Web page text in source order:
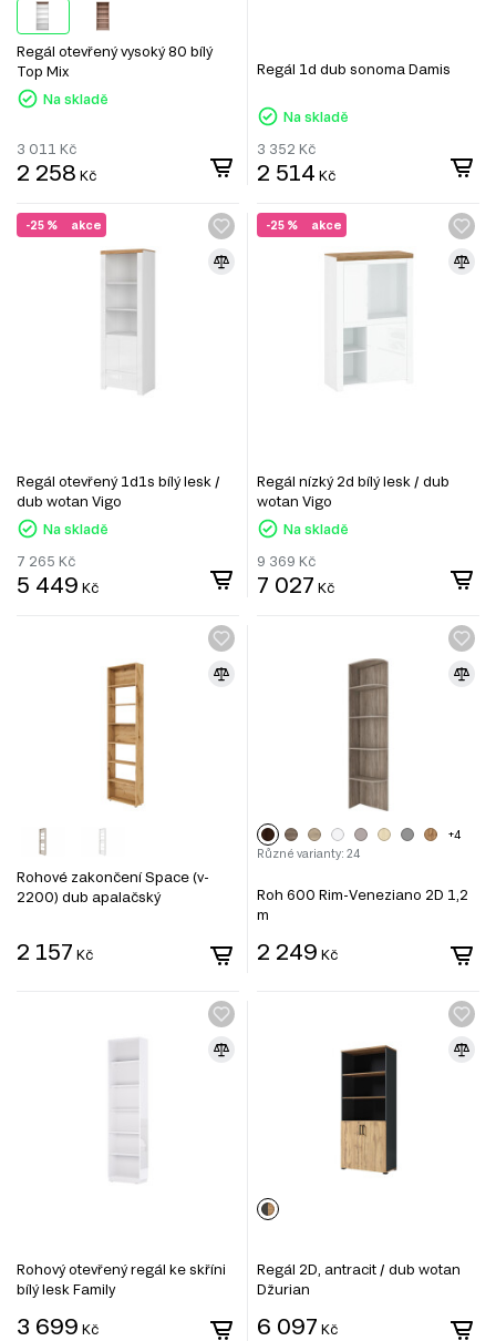
Regál otevřený vysoký 80 bílý
Top Mix
Na skladě
3 011 Kč
2 258 Kč
Regál 1d dub sonoma Damis
Na skladě
3 352 Kč
2 514 Kč
akce
-25 %
Regál otevřený 1d1s bílý lesk /
dub wotan Vigo
Na skladě
7 265 Kč
5 449 Kč
akce
-25 %
Regál nízký 2d bílý lesk / dub
wotan Vigo
Na skladě
9 369 Kč
7 027 Kč
Rohové zakončení Space (v-
2200) dub apalačský
2 157 Kč
+4
Různé varianty: 24
Roh 600 Rim-Veneziano 2D 1,2
m
2 249 Kč
Rohový otevřený regál ke skříni
bílý lesk Family
3 699 Kč
Regál 2D, antracit / dub wotan
Džurian
6 097 Kč